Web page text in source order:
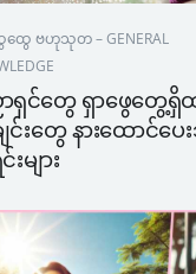
ေ ဗဟုသုတ – GENERAL
ရှင်တွေ ရှာဖွေတွေ့ရှိ
င်းတွေ နားထောင်ပ
များ